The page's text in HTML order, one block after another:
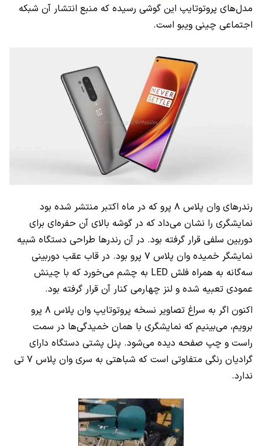
مدل‌های پروتوتایپ این گوشی رسیده که منبع انتشار آن شبکه
اجتماعی چینی ویبو است.
رندرهای وان پلاس ۸ پرو که در ماه اکتبر منتشر شده بود
نمایشگری را نشان می‌داد که در گوشه بالای آن حفره‌ای برای
دوربین سلفی قرار گرفته بود. در آن رندرها طراحی دستگاه شبیه
نمایشگر خمیده وان پلاس ۷ پرو بود. در قاب عقب دوربینی
سه‌گانه به همراه فلش LED به چشم می‌خورد که با چینش
عمودی تعبیه شده و لنز چهارمی کنار آن قرار گرفته بود.
اکنون اگر به سراغ تصاویر نسخه پروتوتایپ وان پلاس ۸ پرو
برویم، می‌بینیم که نمایشگری با همان خمیدگی‌ها در سمت
راست و چپ صفحه دیده می‌شود. پنل پشتی دستگاه دارای
گرادیان رنگی متفاوتی است که شباهتی به سری وان پلاس ۷ تی
ندارد.